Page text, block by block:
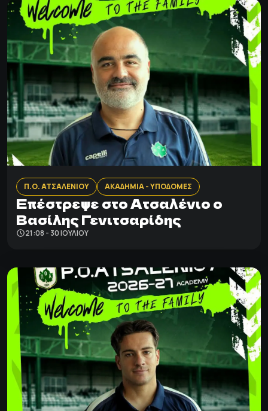
Π.Ο. ΑΤΣΑΛΕΝΙΟΥ ΑΚΑΔΗΜΙΑ - ΥΠΟΔΟΜΕΣ
Επέστρεψε στο Ατσαλένιο ο
Βασίλης Γενιτσαρίδης
21:08 - 30 ΙΟΥΛΊΟΥ